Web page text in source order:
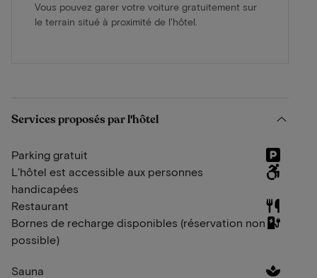
Vous pouvez garer votre voiture gratuitement sur
le terrain situé à proximité de l'hôtel.
Services proposés par l'hôtel
Parking gratuit
L'hôtel est accessible aux personnes
handicapées
Restaurant
Bornes de recharge disponibles (réservation non
possible)
Sauna